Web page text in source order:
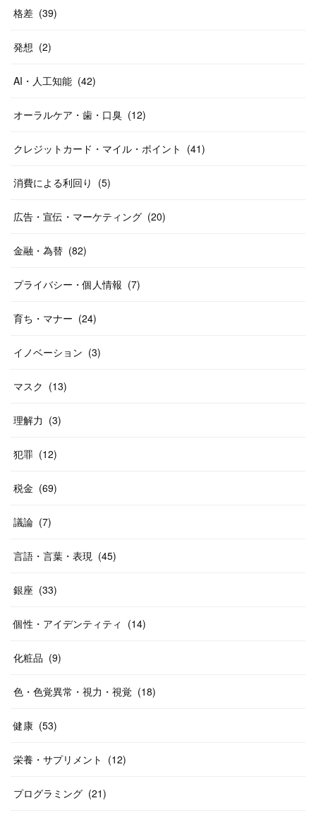
格差 (39)
発想 (2)
AI・人工知能 (42)
オーラルケア・歯・口臭 (12)
クレジットカード・マイル・ポイント (41)
消費による利回り (5)
広告・宣伝・マーケティング (20)
金融・為替 (82)
プライバシー・個人情報 (7)
育ち・マナー (24)
イノベーション (3)
マスク (13)
理解力 (3)
犯罪 (12)
税金 (69)
議論 (7)
言語・言葉・表現 (45)
銀座 (33)
個性・アイデンティティ (14)
化粧品 (9)
色・色覚異常・視力・視覚 (18)
健康 (53)
栄養・サプリメント (12)
プログラミング (21)